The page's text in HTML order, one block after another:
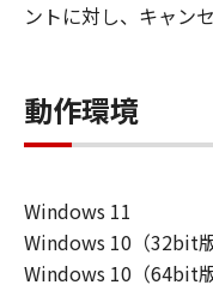
ントに対し、キャン
動作環境
Windows 11
Windows 10（32bit版
Windows 10（64bit版